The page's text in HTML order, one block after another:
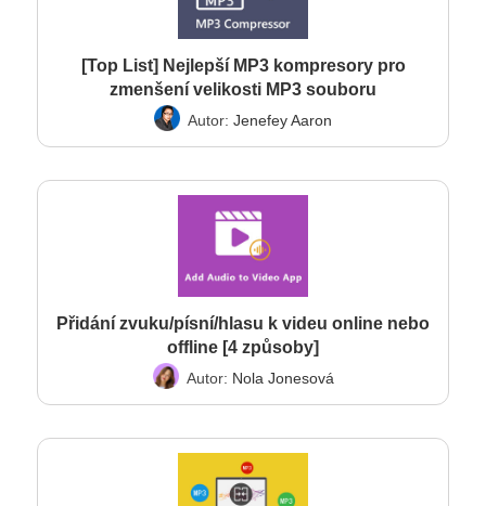
[Top List] Nejlepší MP3 kompresory pro
zmenšení velikosti MP3 souboru
Autor: Jenefey Aaron
Přidání zvuku/písní/hlasu k videu online nebo
offline [4 způsoby]
Autor: Nola Jonesová